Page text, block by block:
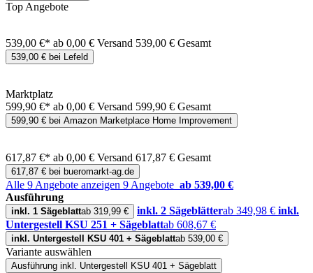
Top Angebote
539,00 €* ab 0,00 € Versand 539,00 € Gesamt
539,00 € bei Lefeld
Marktplatz
599,90 €* ab 0,00 € Versand 599,90 € Gesamt
599,90 € bei Amazon Marketplace Home Improvement
617,87 €* ab 0,00 € Versand 617,87 € Gesamt
617,87 € bei bueromarkt-ag.de
Alle 9 Angebote anzeigen 9 Angebote ab 539,00 €
Ausführung
inkl. 1 Sägeblattab 319,99 € inkl. 2 Sägeblätterab 349,98 € inkl.
Untergestell KSU 251 + Sägeblattab 608,67 €
inkl. Untergestell KSU 401 + Sägeblattab 539,00 €
Variante auswählen
Ausführung inkl. Untergestell KSU 401 + Sägeblatt